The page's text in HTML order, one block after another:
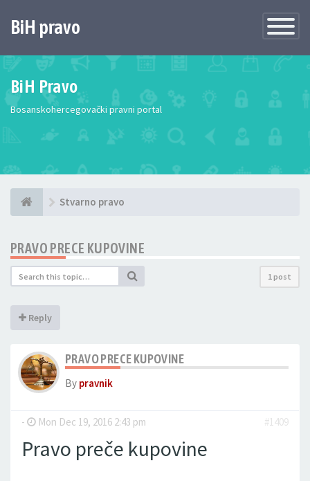
Toggle
BiH pravo
BiH Pravo
Bosanskohercegovački pravni portal
Stvarno pravo
PRAVO PRECE KUPOVINE
1 post
Reply
PRAVO PRECE KUPOVINE
By pravnik
- Mon Dec 19, 2016 2:43 pm #1409
Pravo preče kupovine